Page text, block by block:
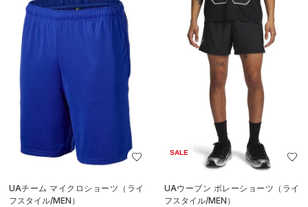
UAチーム マイクロショーツ（ライ
フスタイル/MEN）
SALE
UAウーブン ボレーショーツ（ライ
フスタイル/MEN）